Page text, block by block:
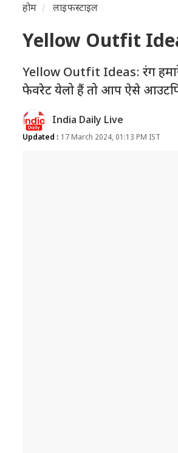
होम लाइफस्टाइल
Yellow Outfit
Yellow Outfit Ideas: रंग
फेवरेट येलो हैं तो आप ऐसे
India Daily Live
Updated : 17 March 2024, 01:13 PM IST